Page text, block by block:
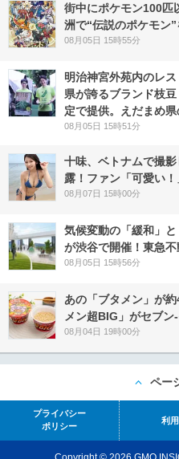
街中にポケモン100
洲で“伝説のポケモン
08月05日 15時55分
明治神宮外苑内のレ
県が誇るブランド枝
定で提供。えだまめ
08月05日 15時51分
十味、ベトナムで撮
露！ファン「可愛い！
08月07日 15時00分
気候変動の「緩和」
が渋谷で開催！東急
08月05日 15時56分
あの「ブタメン」が
メン超BIG」がセブン
08月04日 19時00分
ペー
プライバシー
ポリシー
利
Copyright © 2026 GMO